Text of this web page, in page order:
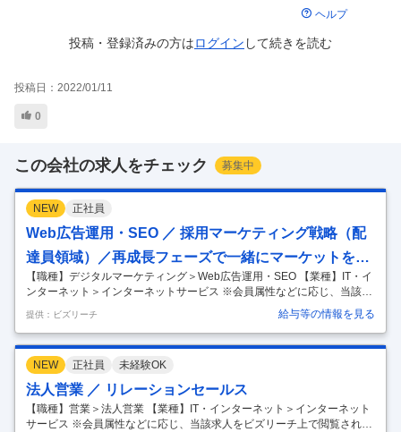
ヘルプ
投稿・登録済みの方はログイン して続きを読む
投稿日： 2022/01/11
0
この会社の求人をチェック 募集中
NEW 正社員
Web広告運用・SEO ／ 採用マーケティング戦略（配
達員領域）／再成長フェーズで一緒にマーケットを作
り上げていく仲間を募集
【職種】デジタルマーケティング＞Web広告運用・SEO 【業種】IT・イ
ンターネット＞インターネットサービス ※会員属性などに応じ、当該求
人をビズリーチ上で閲覧された際に内容が異なる場合があります 【出前
館の「これから」-日本のライフインフラを目指して】 「社会課題の解
決」「デリバリーの日常化」「No.1への挑戦」 出前館は今、転換期にあ
ります。LINEヤフー社とのグループシナジーや多彩なサービスとの連携
により、出前館のデリバリーエコシステムを活用した、これまでにない
マーケットを作り上げていく予定です。財務基盤とプロダクト競争力の
強化により持続的な事業基盤を整えた第二創業期を経て、現在を「再成
…
提供：ビズリーチ 給与等の情報を見る
NEW 正社員 未経験OK
法人営業 ／ リレーションセールス
【職種】営業＞法人営業 【業種】IT・インターネット＞インターネット
サービス ※会員属性などに応じ、当該求人をビズリーチ上で閲覧された